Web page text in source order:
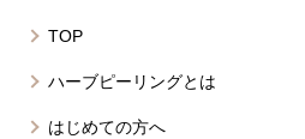
TOP
ハーブピーリングとは
はじめての方へ